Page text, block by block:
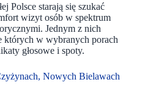
Polsce starają się szukać
wizyt osób w spektrum
Jednym z nich
których w wybranych porach
głosowe i spoty.
Nowych Bielawach